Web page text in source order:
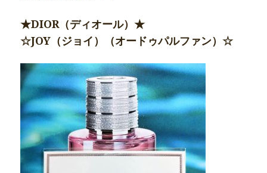
★DIOR（ディオール）★
☆JOY（ジョイ）（オードゥパルファン）☆